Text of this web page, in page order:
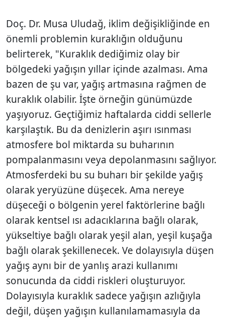
Doç. Dr. Musa Uludağ, iklim değişikliğinde en
önemli problemin kuraklığın olduğunu
belirterek, "Kuraklık dediğimiz olay bir
bölgedeki yağışın yıllar içinde azalması. Ama
bazen de şu var, yağış artmasına rağmen de
kuraklık olabilir. İşte örneğin günümüzde
yaşıyoruz. Geçtiğimiz haftalarda ciddi sellerle
karşılaştık. Bu da denizlerin aşırı ısınması
atmosfere bol miktarda su buharının
pompalanmasını veya depolanmasını sağlıyor.
Atmosferdeki bu su buharı bir şekilde yağış
olarak yeryüzüne düşecek. Ama nereye
düşeceği o bölgenin yerel faktörlerine bağlı
olarak kentsel ısı adacıklarına bağlı olarak,
yükseltiye bağlı olarak yeşil alan, yeşil kuşağa
bağlı olarak şekillenecek. Ve dolayısıyla düşen
yağış aynı bir de yanlış arazi kullanımı
sonucunda da ciddi riskleri oluşturuyor.
Dolayısıyla kuraklık sadece yağışın azlığıyla
değil, düşen yağışın kullanılamamasıyla da